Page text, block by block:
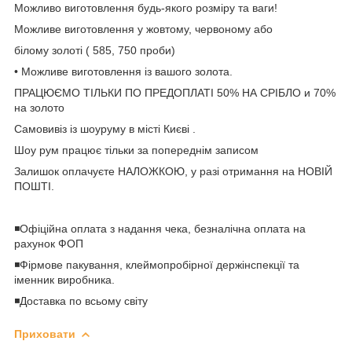
Можливо виготовлення будь-якого розміру та ваги!
Можливе виготовлення у жовтому, червоному або
білому золоті ( 585, 750 проби)
• Можливе виготовлення із вашого золота.
ПРАЦЮЄМО ТІЛЬКИ ПО ПРЕДОПЛАТІ 50% НА СРІБЛО и 70%
на золото
Самовивіз із шоуруму в місті Києві .
Шоу рум працює тільки за попереднім записом
Залишок оплачуєте НАЛОЖКОЮ, у разі отримання на НОВІЙ
ПОШТІ.
◾️Офіційна оплата з надання чека, безналічна оплата на
рахунок ФОП
◾️Фірмове пакування, клеймопробірної держінспекції та
іменник виробника.
◾️Доставка по всьому світу
Приховати